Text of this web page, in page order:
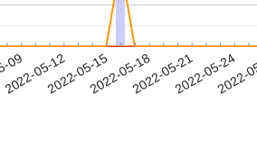
09
2022-05-122022-05-152022-05-182022-05-212022-05-24